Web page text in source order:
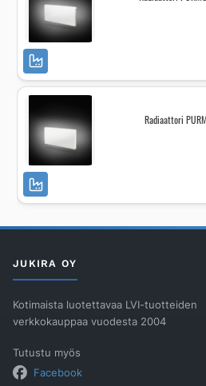
Radiaattori
JUKIRA OY
Kotimaista luotettavaa LVI-tuotteiden
verkkokauppaa vuodesta 2004
Tutustu myös
Facebook